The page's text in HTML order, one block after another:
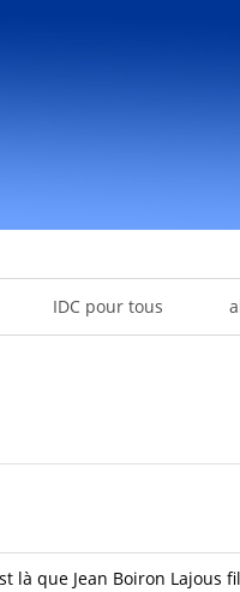
IDC pour tous
là que Jean Boiron Lajous